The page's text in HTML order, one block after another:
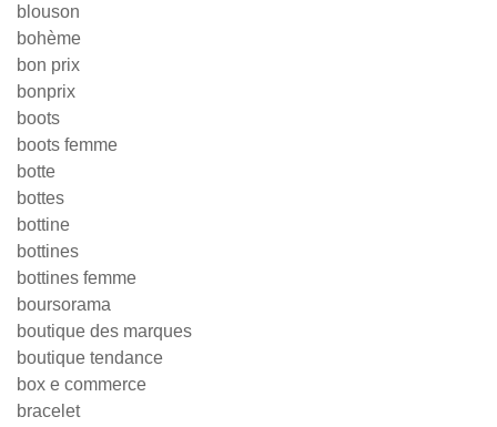
blouson
bohème
bon prix
bonprix
boots
boots femme
botte
bottes
bottine
bottines
bottines femme
boursorama
boutique des marques
boutique tendance
box e commerce
bracelet